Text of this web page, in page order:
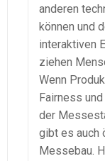
anderen
können und
interaktiven
ziehen
Wenn
Fairness
der
gibt es auch
Messebau.